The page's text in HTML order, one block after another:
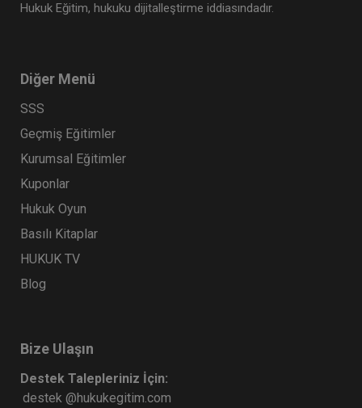
Hukuk Eğitim, hukuku dijitalleştirme iddiasındadır.
Diğer Menü
SSS
Geçmiş Eğitimler
Kurumsal Eğitimler
Kuponlar
Hukuk Oyun
Basılı Kitaplar
HUKUK TV
Blog
Bize Ulaşın
Destek Talepleriniz İçin:
destek @hukukegitim.com